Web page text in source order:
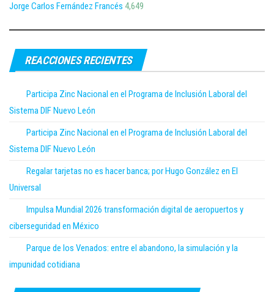
Jorge Carlos Fernández Francés 4,649
REACCIONES RECIENTES
Participa Zinc Nacional en el Programa de Inclusión Laboral del
Sistema DIF Nuevo León
Participa Zinc Nacional en el Programa de Inclusión Laboral del
Sistema DIF Nuevo León
Regalar tarjetas no es hacer banca; por Hugo González en El
Universal
Impulsa Mundial 2026 transformación digital de aeropuertos y
ciberseguridad en México
Parque de los Venados: entre el abandono, la simulación y la
impunidad cotidiana